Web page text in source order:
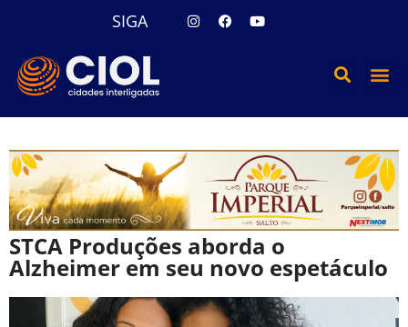
SIGA
STCA Produções aborda o
Alzheimer em seu novo espetáculo